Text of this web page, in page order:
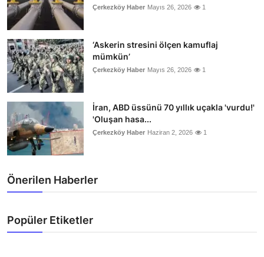
Çerkezköy Haber Mayıs 26, 2026 1
‘Askerin stresini ölçen kamuflaj
mümkün’
Çerkezköy Haber Mayıs 26, 2026 1
İran, ABD üssünü 70 yıllık uçakla 'vurdu!'
'Oluşan hasa...
Çerkezköy Haber Haziran 2, 2026 1
Önerilen Haberler
Popüler Etiketler